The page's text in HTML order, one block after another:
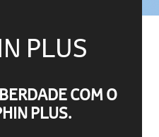
PLUS
COM O
PLUS.